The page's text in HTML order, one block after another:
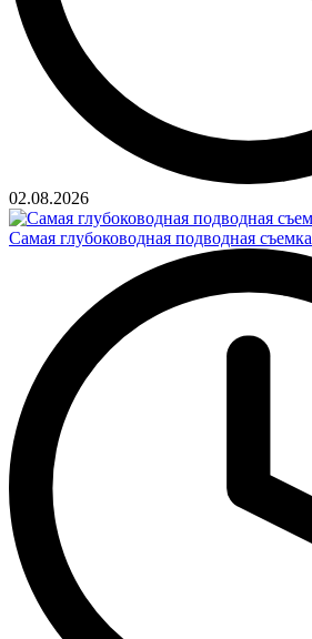
02.08.2026
Самая глубоководная подводная съемка